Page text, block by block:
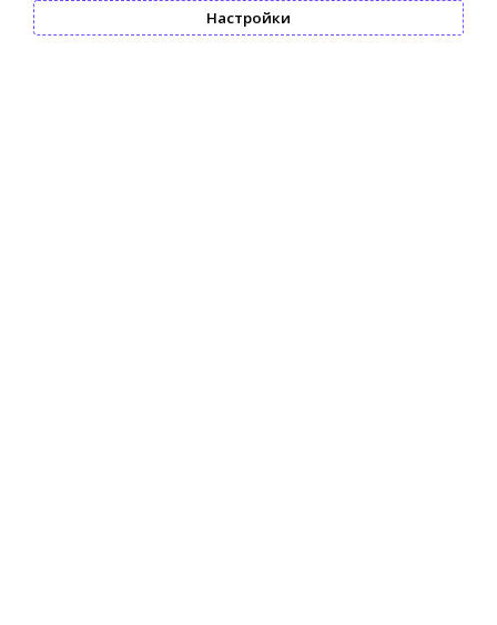
Настройки